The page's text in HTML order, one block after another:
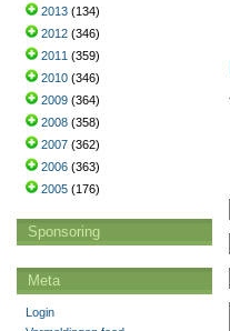
2013 (134)
2012 (346)
2011 (359)
2010 (346)
2009 (364)
2008 (358)
2007 (362)
2006 (363)
2005 (176)
Sponsoring
Meta
Login